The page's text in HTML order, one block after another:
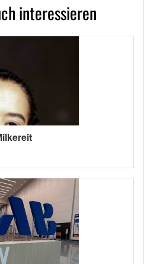
interessieren